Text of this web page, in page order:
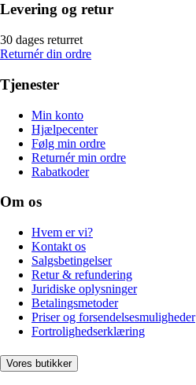
Levering og retur
30 dages returret
Returnér din ordre
Tjenester
Min konto
Hjælpecenter
Følg min ordre
Returnér min ordre
Rabatkoder
Om os
Hvem er vi?
Kontakt os
Salgsbetingelser
Retur & refundering
Juridiske oplysninger
Betalingsmetoder
Priser og forsendelsesmuligheder
Fortrolighedserklæring
Vores butikker